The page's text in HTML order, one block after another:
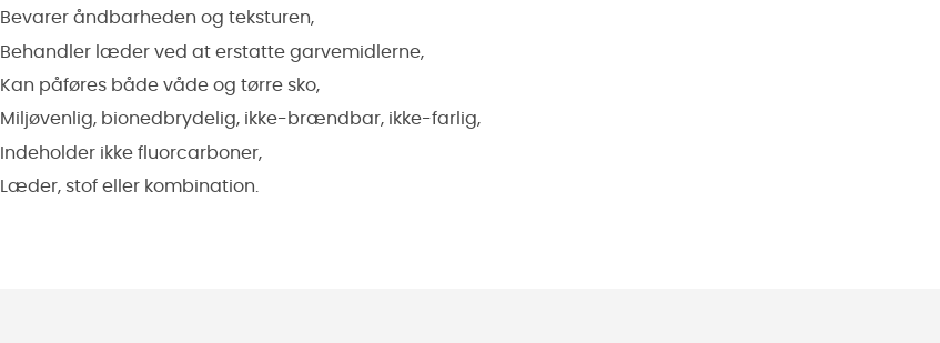
Bevarer åndbarheden og teksturen,
Behandler læder ved at erstatte garvemidlerne,
Kan påføres både våde og tørre sko,
Miljøvenlig, bionedbrydelig, ikke-brændbar, ikke-farlig,
Indeholder ikke fluorcarboner,
Læder, stof eller kombination.